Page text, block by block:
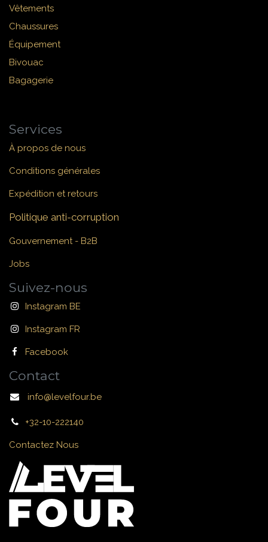
Vêtements
Chaussures
Équipement
Bivouac
Bagagerie
Services
À propos de nous
Conditions générales
Expédition et retours
Politique anti-corruption
Gouvernement - B2B
Jobs
Suivez-nous
Instagram BE
Instagram FR
Facebook
Contact
info@levelfour.be
+32-10-222140
Contactez Nous